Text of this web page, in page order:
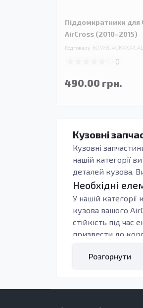
Піддомкратники для
AirCross (2010–2015)
Код товару:
0
490.00 грн.
Кузовні
Кузовні
нашій категорії
деталей кузова.
Необхідні
У нашій
кузова вашого
стійкість під
призвести до
Якісні кузовні
Запчастини,
Розгорнути